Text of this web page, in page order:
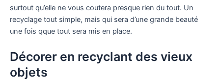
surtout qu’elle ne vous coutera presque rien du tout. Un
recyclage tout simple, mais qui sera d’une grande beauté
une fois qque tout sera mis en place.
Décorer en recyclant des vieux
objets